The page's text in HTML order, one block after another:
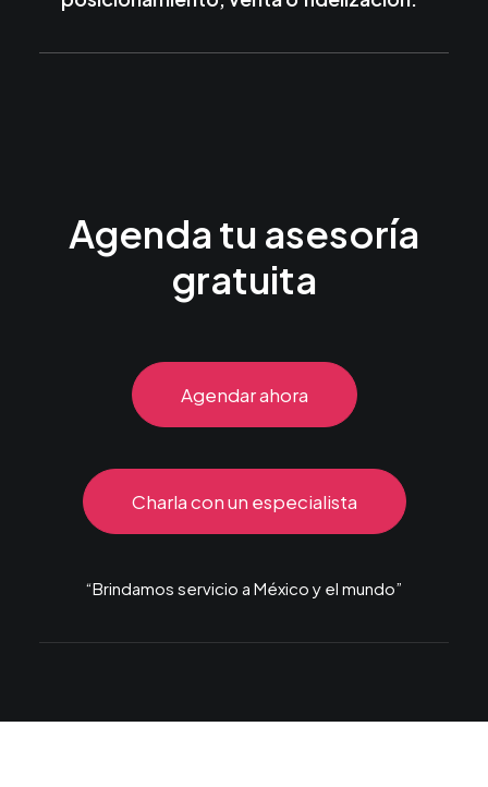
Agenda tu asesoría
gratuita
Agendar ahora
Charla con un especialista
“Brindamos servicio a México y el mundo”